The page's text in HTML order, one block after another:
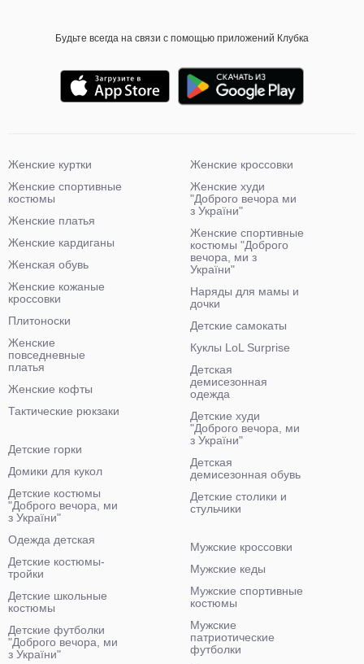
Будьте всегда на связи с помощью приложений Клубка
Женские куртки
Женские спортивные
костюмы
Женские платья
Женские кардиганы
Женская обувь
Женские кожаные
кроссовки
Плитоноски
Женские
повседневные
платья
Женские кофты
Тактические рюкзаки
Женские кроссовки
Женские худи
"Доброго вечора ми
з України"
Женские спортивные
костюмы "Доброго
вечора, ми з
України"
Наряды для мамы и
дочки
Детские самокаты
Куклы LoL Surprise
Детская
демисезонная
одежда
Детские худи
"Доброго вечора, ми
з України"
Детская
демисезонная обувь
Детские столики и
стульчики
Детские горки
Домики для кукол
Детские костюмы
"Доброго вечора, ми
з України"
Одежда детская
Детские костюмы-
тройки
Детские школьные
костюмы
Детские футболки
"Доброго вечора, ми
з України"
Мужские кроссовки
Мужские кеды
Мужские спортивные
костюмы
Мужские
патриотические
футболки